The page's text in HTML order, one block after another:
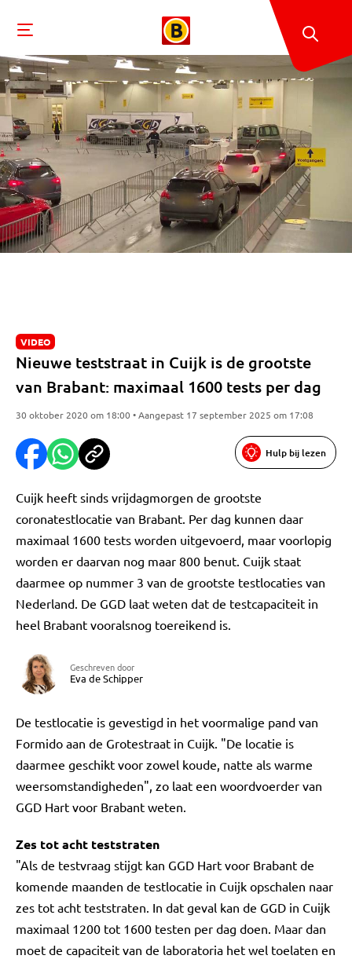
VIDEO
Nieuwe teststraat in Cuijk is de grootste
van Brabant: maximaal 1600 tests per dag
30 oktober 2020 om 18:00 • Aangepast 17 september 2025 om 17:08
Hulp bij lezen
Cuijk heeft sinds vrijdagmorgen de grootste
coronatestlocatie van Brabant. Per dag kunnen daar
maximaal 1600 tests worden uitgevoerd, maar voorlopig
worden er daarvan nog maar 800 benut. Cuijk staat
daarmee op nummer 3 van de grootste testlocaties van
Nederland. De GGD laat weten dat de testcapaciteit in
heel Brabant vooralsnog toereikend is.
Geschreven door
Eva de Schipper
De testlocatie is gevestigd in het voormalige pand van
Formido aan de Grotestraat in Cuijk. "De locatie is
daarmee geschikt voor zowel koude, natte als warme
weersomstandigheden", zo laat een woordvoerder van
GGD Hart voor Brabant weten.
Zes tot acht teststraten
"Als de testvraag stijgt kan GGD Hart voor Brabant de
komende maanden de testlocatie in Cuijk opschalen naar
zes tot acht teststraten. In dat geval kan de GGD in Cuijk
maximaal 1200 tot 1600 testen per dag doen. Maar dan
moet de capaciteit van de laboratoria het wel toelaten en